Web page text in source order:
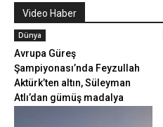
Video Haber
Dünya
Avrupa Güreş
Şampiyonası’nda Feyzullah
Aktürk’ten altın, Süleyman
Atlı’dan gümüş madalya